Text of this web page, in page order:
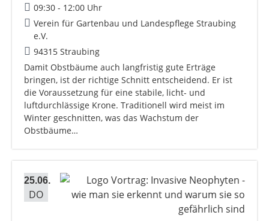
09:30 - 12:00 Uhr
Verein für Gartenbau und Landespflege Straubing
e.V.
94315 Straubing
Damit Obstbäume auch langfristig gute Erträge
bringen, ist der richtige Schnitt entscheidend. Er ist
die Voraussetzung für eine stabile, licht- und
luftdurchlässige Krone. Traditionell wird meist im
Winter geschnitten, was das Wachstum der
Obstbäume…
25.06.
DO